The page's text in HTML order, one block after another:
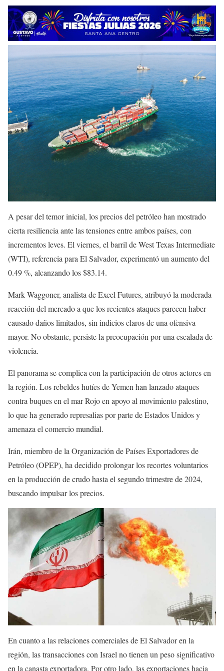
A pesar del temor inicial, los precios del petróleo han mostrado
cierta resiliencia ante las tensiones entre ambos países, con
incrementos leves. El viernes, el barril de West Texas Intermediate
(WTI), referencia para El Salvador, experimentó un aumento del
0.49 %, alcanzando los $83.14.
Mark Waggoner, analista de Excel Futures, atribuyó la moderada
reacción del mercado a que los recientes ataques parecen haber
causado daños limitados, sin indicios claros de una ofensiva
mayor. No obstante, persiste la preocupación por una escalada de
violencia.
El panorama se complica con la participación de otros actores en
la región. Los rebeldes hutíes de Yemen han lanzado ataques
contra buques en el mar Rojo en apoyo al movimiento palestino,
lo que ha generado represalias por parte de Estados Unidos y
amenaza el comercio mundial.
Irán, miembro de la Organización de Países Exportadores de
Petróleo (OPEP), ha decidido prolongar los recortes voluntarios
en la producción de crudo hasta el segundo trimestre de 2024,
buscando impulsar los precios.
En cuanto a las relaciones comerciales de El Salvador en la
región, las transacciones con Israel no tienen un peso significativo
en la canasta exportadora. Por otro lado, las exportaciones hacia